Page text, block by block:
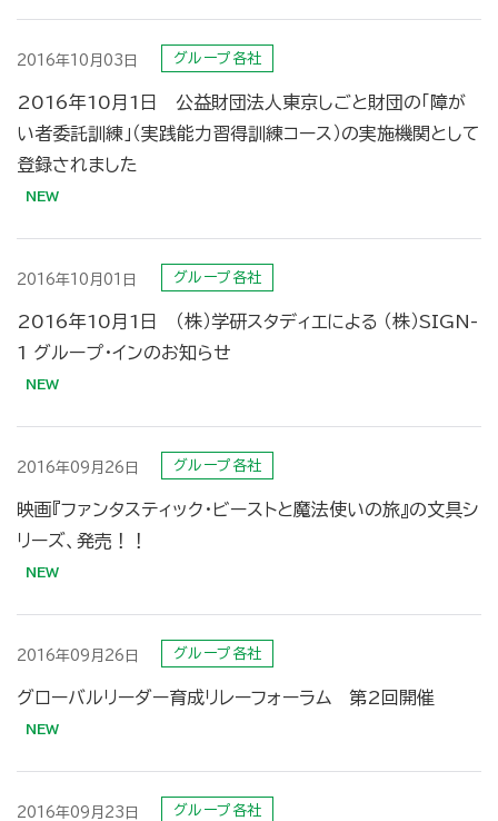
2016年10月03日 グループ各社
2016年10月1日 公益財団法人東京しごと財団の「障が
い者委託訓練」（実践能力習得訓練コース）の実施機関として
登録されました
2016年10月01日 グループ各社
2016年10月1日 （株）学研スタディエによる （株）SIGN-
1 グループ・インのお知らせ
2016年09月26日 グループ各社
映画『ファンタスティック・ビーストと魔法使いの旅』の文具シ
リーズ、発売！！
2016年09月26日 グループ各社
グローバルリーダー育成リレーフォーラム 第2回開催
2016年09月23日 グループ各社